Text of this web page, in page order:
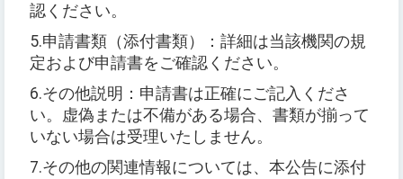
認ください。
5.申請書類 （添付書類）
：詳細は当該機関の規
定および申請書をご確認ください。
6.その他説明：申請書は正確にご記入くださ
い。虚偽または不備がある場合、書類が揃って
いない場合は受理いたしません。
7.その他の関連情報については、本公告に添付